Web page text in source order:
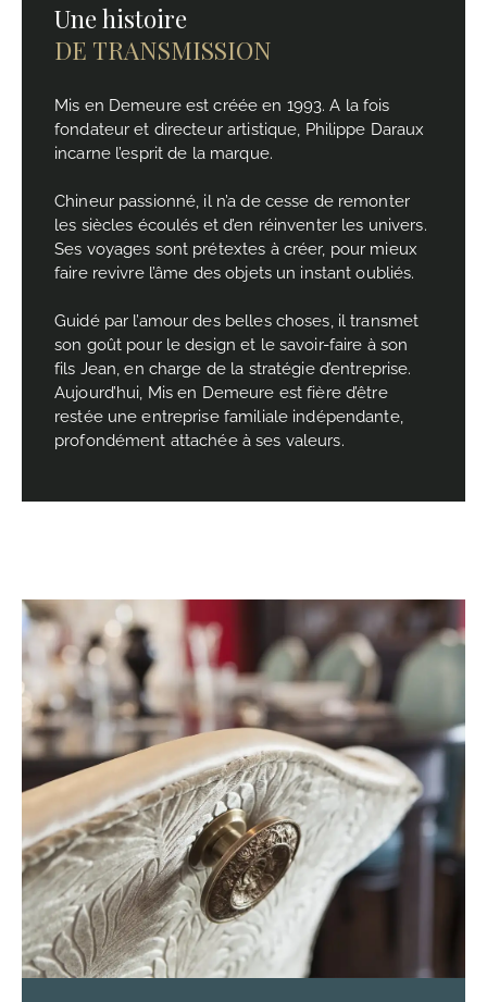
Une histoire
DE TRANSMISSION
Mis en Demeure est créée en 1993. A la fois
fondateur et directeur artistique, Philippe Daraux
incarne l’esprit de la marque.
Chineur passionné, il n’a de cesse de remonter
les siècles écoulés et d’en réinventer les univers.
Ses voyages sont prétextes à créer, pour mieux
faire revivre l’âme des objets un instant oubliés.
Guidé par l’amour des belles choses, il transmet
son goût pour le design et le savoir-faire à son
fils Jean, en charge de la stratégie d’entreprise.
Aujourd’hui, Mis en Demeure est fière d’être
restée une entreprise familiale indépendante,
profondément attachée à ses valeurs.